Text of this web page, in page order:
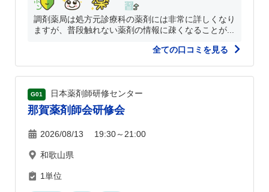
調剤薬局は処方元診療科の薬剤には非常に詳しくなり
ますが、普段触れない薬剤の情報に疎くなることが...
全ての口コミを見る
G01 日本薬剤師研修センター
那賀薬剤師会研修会
2026/08/13 19:30～21:00
和歌山県
1単位